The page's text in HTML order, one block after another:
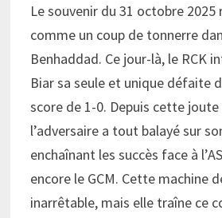
Le souvenir du 31 octobre 2025
comme un coup de tonnerre
Benhaddad. Ce jour-là, le RCK
Biar sa seule et unique défaite
score de 1-0. Depuis cette joute
l’adversaire a tout balayé sur
enchaînant les succès face à
encore le GCM. Cette machine
inarrêtable, mais elle traîne ce